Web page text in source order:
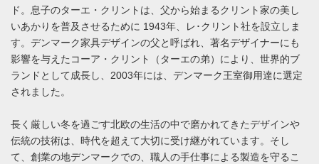
ド。息子のターエ・クリントは、父から始まるクリント家の美し
いあかりを普及させるために 1943年、レ･クリント社を設立しま
す。デンマーク家具デザインの父と呼ばれ、著名デザイナーにも
影響を与えたコーア・クリント（ターエの弟）により、世界的ブ
ランドとして成長し、2003年には、デンマーク王室御用達に選定
されました。
長く厳しい冬を過ごす北欧の生活の中で磨かれてきたデザインや
伝統の技術は、時代を超えて大切に受け継がれています。そし
て、創業の地デンマークでの、職人の手仕事による製造を守るこ